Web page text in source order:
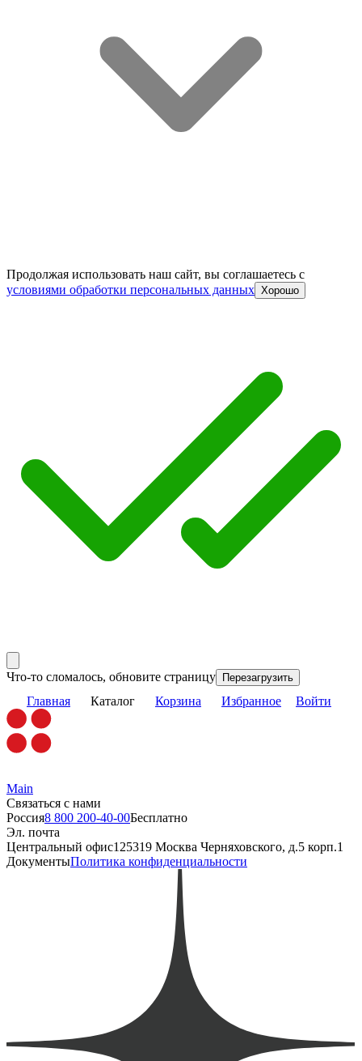
Продолжая использовать наш сайт, вы соглашаетесь c
условиями обработки персональных данных Хорошо
Что-то сломалось, обновите страницу Перезагрузить
Главная Каталог Корзина Избранное Войти
Main
Связаться с нами
Россия8 800 200-40-00Бесплатно
Эл. почта
Центральный офис125319 Москва Черняховского, д.5 корп.1
ДокументыПолитика конфиденциальности